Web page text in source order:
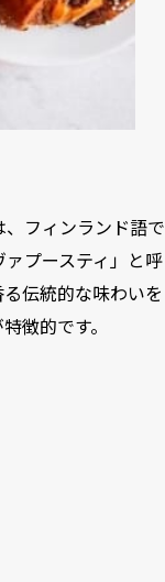
フィンランド語で
ァプースティ」と呼
伝統的な味わいを
徴的です。